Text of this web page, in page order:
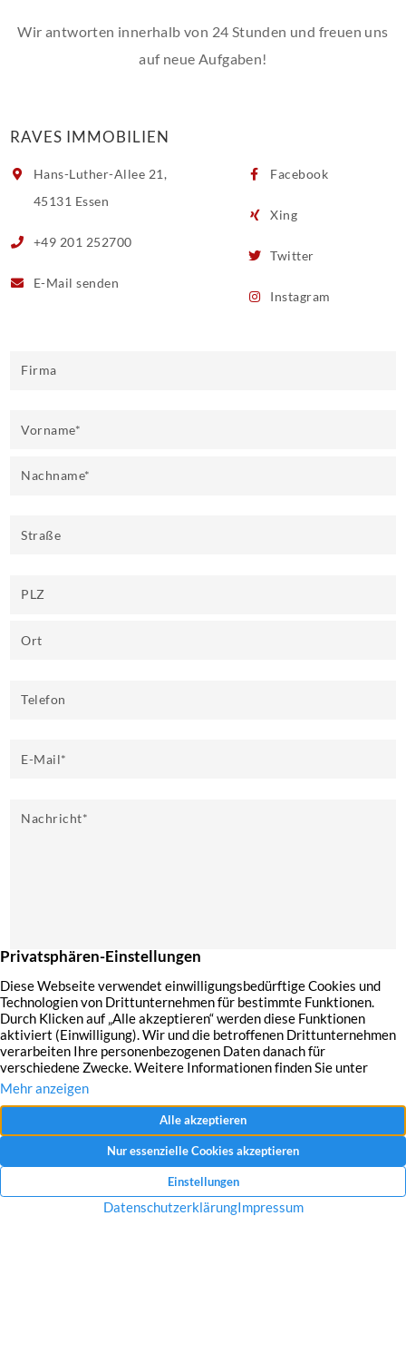
Wir antworten innerhalb von 24 Stunden und freuen uns
auf neue Aufgaben!
RAVES IMMOBILIEN
Hans-Luther-Allee 21,
45131 Essen
+49 201 252700
E-Mailsenden
Facebook
Xing
Twitter
Instagram
Firma
Vorname*
Nachname*
Straße
PLZ
Ort
Telefon
E-Mail*
Nachricht*
Mit dem Absenden Ihrer Anfrage erklären Sie sich mit der Erfassung, Speicherung
und Verwendung Ihrer angegebenen Daten zum Zweck der Bearbeitung Ihrer
Datenschutzerklärung und Widerrufshinweise